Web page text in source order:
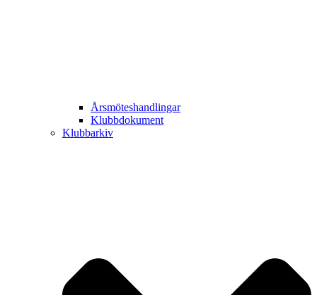
Årsmöteshandlingar
Klubbdokument
Klubbarkiv